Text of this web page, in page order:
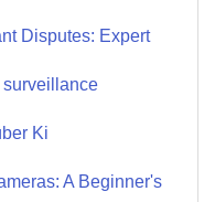
Disputes: Expert
Ki
A Beginner's